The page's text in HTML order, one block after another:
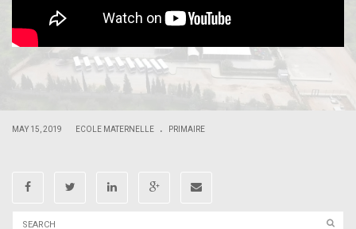
MAY 15, 2019 ECOLE MATERNELLE . PRIMAIRE